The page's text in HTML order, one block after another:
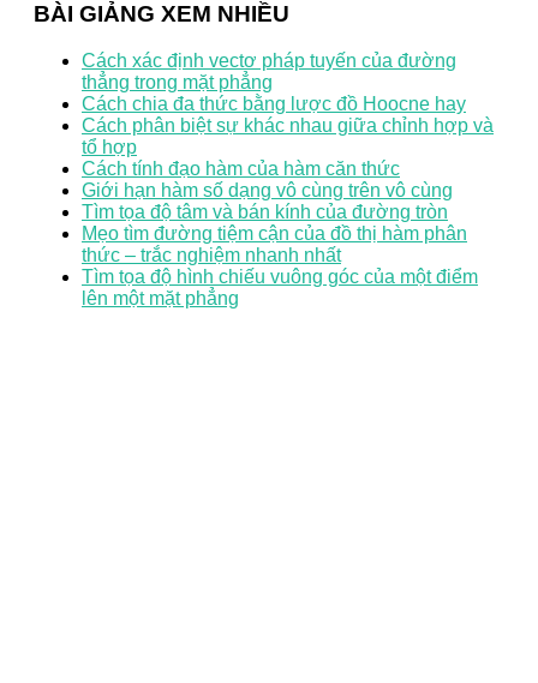
BÀI GIẢNG XEM NHIỀU
Cách xác định vectơ pháp tuyến của đường
thẳng trong mặt phẳng
Cách chia đa thức bằng lược đồ Hoocne hay
Cách phân biệt sự khác nhau giữa chỉnh hợp và
tổ hợp
Cách tính đạo hàm của hàm căn thức
Giới hạn hàm số dạng vô cùng trên vô cùng
Tìm tọa độ tâm và bán kính của đường tròn
Mẹo tìm đường tiệm cận của đồ thị hàm phân
thức – trắc nghiệm nhanh nhất
Tìm tọa độ hình chiếu vuông góc của một điểm
lên một mặt phẳng